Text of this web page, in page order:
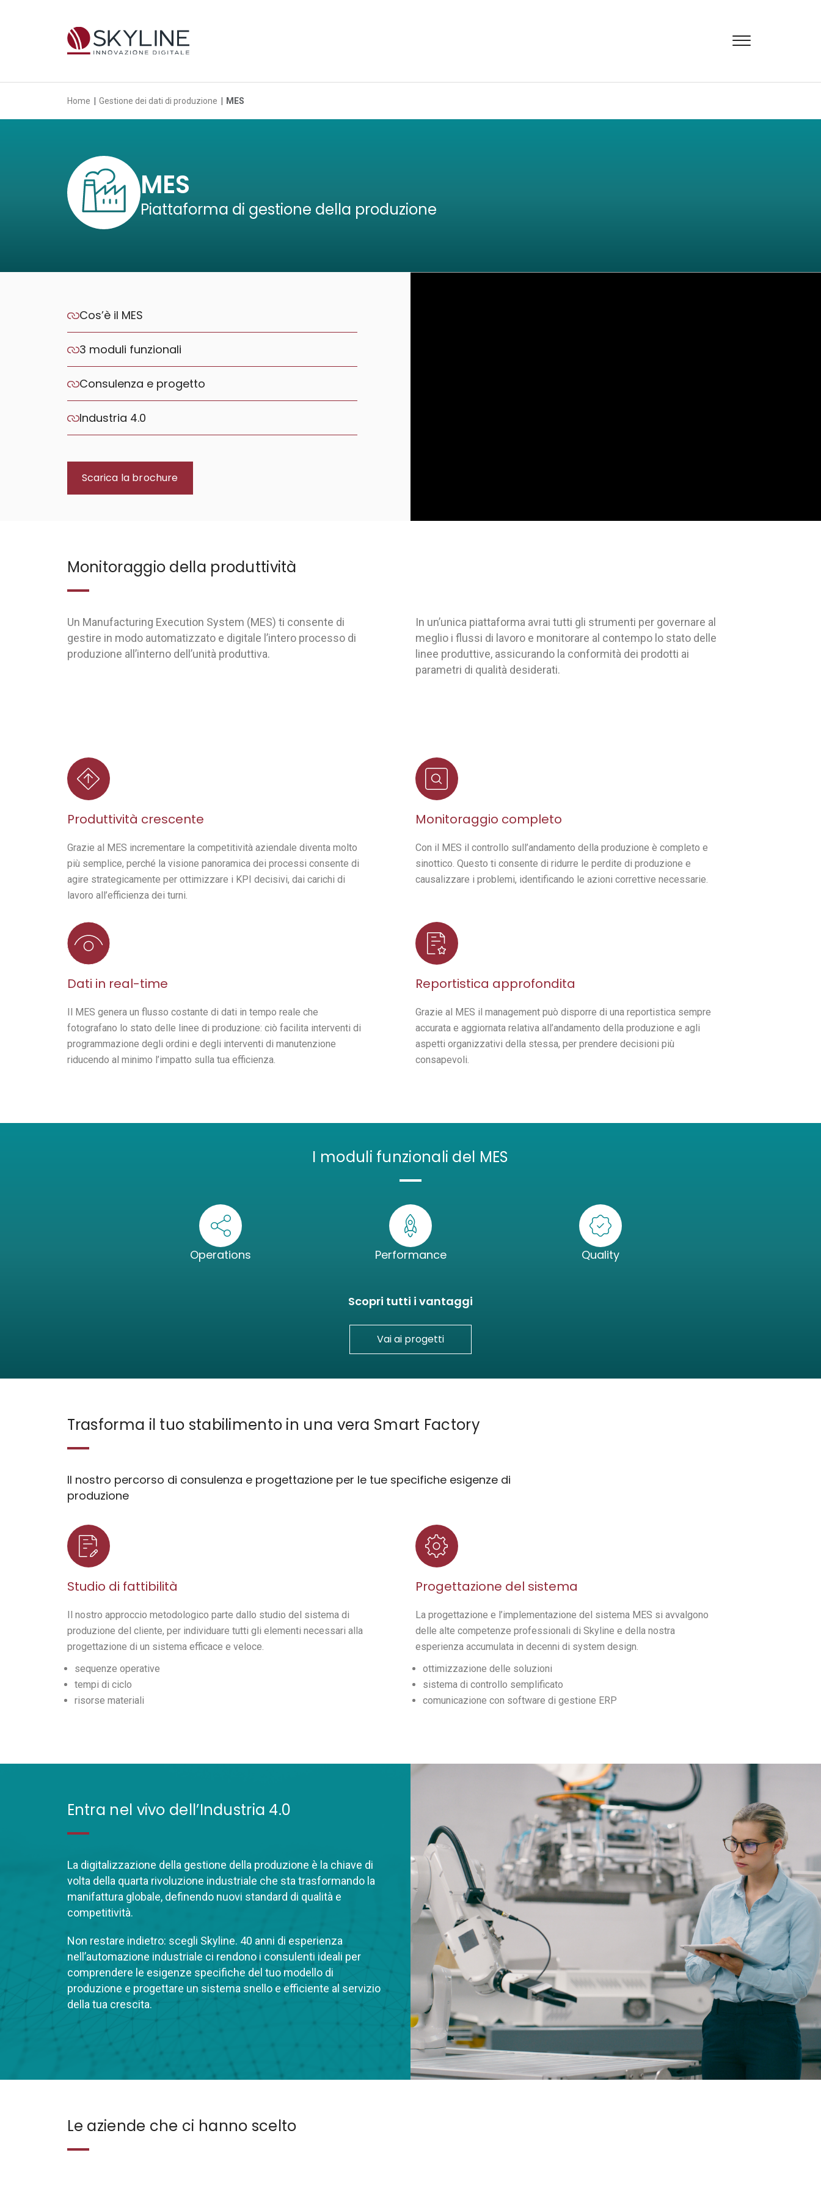
MES & Industria 4.0
EAM & Industria 5.0
Contatti
Lavora con noi
Home Gestione dei dati di produzione MES
MES
Piattaforma di gestione della produzione
Cos’è il MES
3 moduli funzionali
Consulenza e progetto
Industria 4.0
Scarica la brochure
Monitoraggio della produttività
Un Manufacturing Execution System (MES) ti consente di
gestire in modo automatizzato e digitale l’intero processo di
produzione all’interno dell’unità produttiva.
In un’unica piattaforma avrai tutti gli strumenti per governare al
meglio i flussi di lavoro e monitorare al contempo lo stato delle
linee produttive, assicurando la conformità dei prodotti ai
parametri di qualità desiderati.
Produttività crescente
Grazie al MES incrementare la competitività aziendale diventa molto
più semplice, perché la visione panoramica dei processi consente di
agire strategicamente per ottimizzare i KPI decisivi, dai carichi di
lavoro all’efficienza dei turni.
Monitoraggio completo
Con il MES il controllo sull’andamento della produzione è completo e
sinottico. Questo ti consente di ridurre le perdite di produzione e
causalizzare i problemi, identificando le azioni correttive necessarie.
Dati in real-time
Il MES genera un flusso costante di dati in tempo reale che
fotografano lo stato delle linee di produzione: ciò facilita interventi di
programmazione degli ordini e degli interventi di manutenzione
riducendo al minimo l’impatto sulla tua efficienza.
Reportistica approfondita
Grazie al MES il management può disporre di una reportistica sempre
accurata e aggiornata relativa all’andamento della produzione e agli
aspetti organizzativi della stessa, per prendere decisioni più
consapevoli.
I moduli funzionali del MES
Operations Performance Quality
Scopri tutti i vantaggi
Vai ai progetti
Trasforma il tuo stabilimento in una vera Smart Factory
Il nostro percorso di consulenza e progettazione per le tue specifiche esigenze di
produzione
Studio di fattibilità
Il nostro approccio metodologico parte dallo studio del sistema di
produzione del cliente, per individuare tutti gli elementi necessari alla
progettazione di un sistema efficace e veloce.
sequenze operative
tempi di ciclo
risorse materiali
Progettazione del sistema
La progettazione e l’implementazione del sistema MES si avvalgono
delle alte competenze professionali di Skyline e della nostra
esperienza accumulata in decenni di system design.
ottimizzazione delle soluzioni
sistema di controllo semplificato
comunicazione con software di gestione ERP
Entra nel vivo dell’Industria 4.0
La digitalizzazione della gestione della produzione è la chiave di
volta della quarta rivoluzione industriale che sta trasformando la
manifattura globale, definendo nuovi standard di qualità e
competitività.
Non restare indietro: scegli Skyline. 40 anni di esperienza
nell’automazione industriale ci rendono i consulenti ideali per
comprendere le esigenze specifiche del tuo modello di
produzione e progettare un sistema snello e efficiente al servizio
della tua crescita.
Le aziende che ci hanno scelto